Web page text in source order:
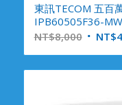
東訊TECOM 五百
IPB60505F36-
NT$8,000 NT$